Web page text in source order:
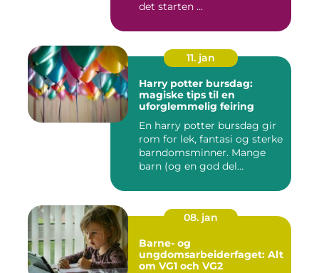
det starten ...
11. jan
Harry potter bursdag:
magiske tips til en
uforglemmelig feiring
En harry potter bursdag gir
rom for lek, fantasi og sterke
barndomsminner. Mange
barn (og en god del...
08. jan
Barne- og
ungdomsarbeiderfaget: Alt
om VG1 och VG2